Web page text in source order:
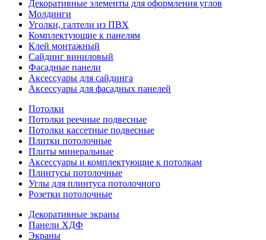
Декоративные элементы для оформления углов
Молдинги
Уголки, галтели из ПВХ
Комплектующие к панелям
Клей монтажный
Сайдинг виниловый
Фасадные панели
Аксессуары для сайдинга
Аксессуары для фасадных панелей
Потолки
Потолки реечные подвесные
Потолки кассетные подвесные
Плитки потолочные
Плиты минеральные
Аксессуары и комплектующие к потолкам
Плинтусы потолочные
Углы для плинтуса потолочного
Розетки потолочные
Декоративные экраны
Панели ХДФ
Экраны